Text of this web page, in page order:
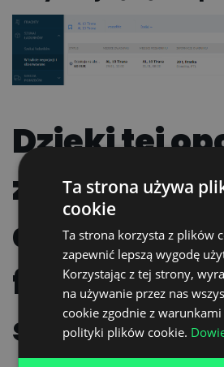
Dzięki tej
zyskujesz
dostęp do
frachtów, o
statusie:
Ta strona używa
cookie
Ta strona korzysta z plików
zapewnić lepszą wygodę
Korzystając z tej strony,
na używanie przez nas
cookie zgodnie z warunkami
polityki plików cookie.